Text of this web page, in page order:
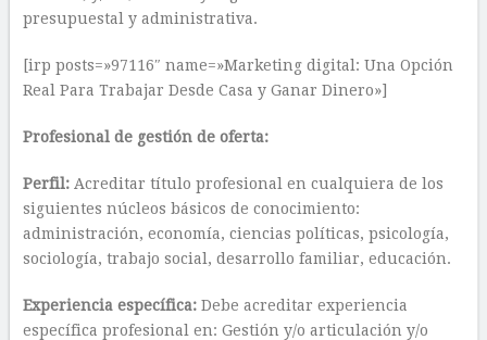
presupuestal y administrativa.
[irp posts=»97116″ name=»Marketing digital: Una Opción
Real Para Trabajar Desde Casa y Ganar Dinero»]
Profesional de gestión de oferta:
Perfil: Acreditar título profesional en cualquiera de los
siguientes núcleos básicos de conocimiento:
administración, economía, ciencias políticas, psicología,
sociología, trabajo social, desarrollo familiar, educación.
Experiencia específica: Debe acreditar experiencia
específica profesional en: Gestión y/o articulación y/o